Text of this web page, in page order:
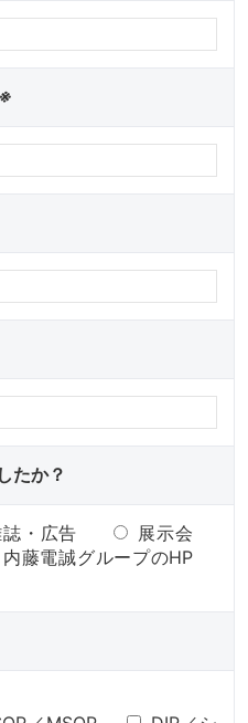
※
たか？
・広告
展示会
内藤電誠グループのHP